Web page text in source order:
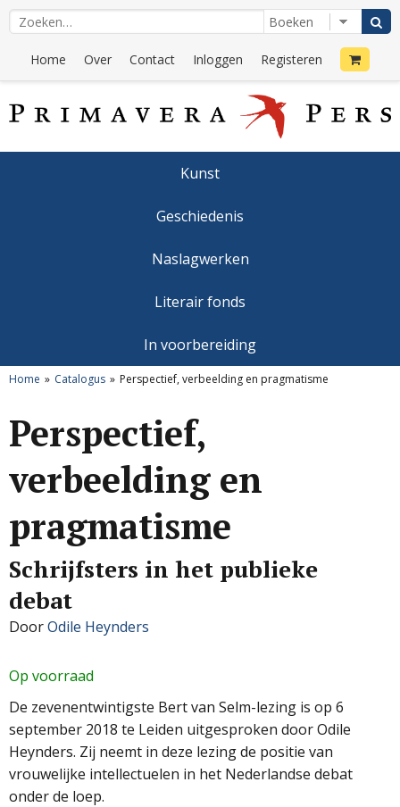
Home Over Contact Inloggen Registeren
Kunst
Geschiedenis
Naslagwerken
Literair fonds
In voorbereiding
Home Catalogus Perspectief, verbeelding en pragmatisme
Perspectief,
verbeelding en
pragmatisme
Schrijfsters in het publieke
debat
DoorOdile Heynders
Op voorraad
De zevenentwintigste Bert van Selm-lezing is op 6
september 2018 te Leiden uitgesproken door Odile
Heynders. Zij neemt in deze lezing de positie van
vrouwelijke intellectuelen in het Nederlandse debat
onder de loep.